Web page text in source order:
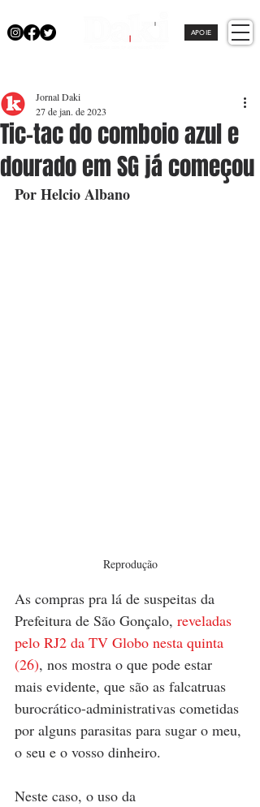
APOIE
Tic-tac do comboio azul e
dourado em SG já começou
Jornal Daki
27 de jan. de 2023
Por Helcio Albano
Reprodução
As compras pra lá de suspeitas da
Prefeitura de São Gonçalo, reveladas
pelo RJ2 da TV Globo nesta quinta
(26), nos mostra o que pode estar
mais evidente, que são as falcatruas
burocrático-administrativas cometidas
por alguns parasitas para sugar o meu,
o seu e o vosso dinheiro.
Neste caso, o uso da